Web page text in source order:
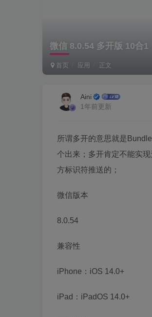
微信 8.0.54 多开版 10合1
首页 应用 正文
Aini
1年前更新
所谓多开的意思就是
个出来；多开肯定不能实
方标识符推送的；
微信版本
8.0.54
兼容性
iPhone：iOS 14.0+
iPad：iPadOS 14.0+